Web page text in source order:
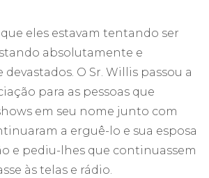
eles estavam tentando ser
absolutamente e
O Sr. Willis passou a
para as pessoas que
em seu nome junto com
a erguê-lo e sua esposa
e pediu-lhes que continuassem
às telas e rádio.